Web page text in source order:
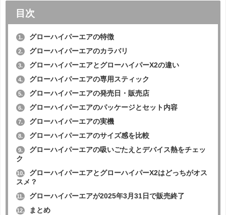
目次
1. グローハイパーエアの特徴
2. グローハイパーエアのカラバリ
3. グローハイパーエアとグローハイパーX2の違い
4. グローハイパーエアの専用スティック
5. グローハイパーエアの発売日・販売店
6. グローハイパーエアのパッケージとセット内容
7. グローハイパーエアの実機
8. グローハイパーエアのサイズ感を比較
9.
グローハイパーエアの吸いごたえとデバイス熱をチェッ
ク
10.
グローハイパーエアとグローハイパーX2はどっちがオス
スメ？
11. グローハイパーエアが2025年3月31日で販売終了
12. まとめ